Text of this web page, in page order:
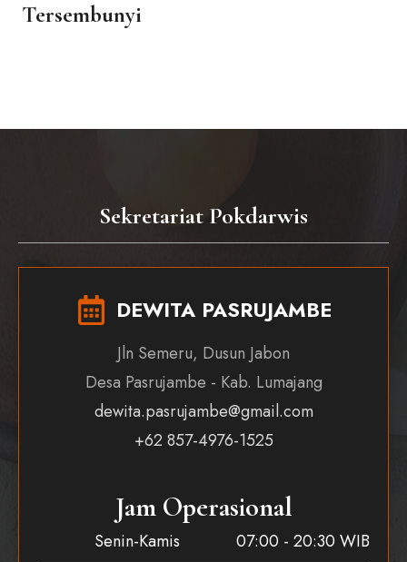
Tersembunyi
Sekretariat Pokdarwis
DEWITA PASRUJAMBE
Jln Semeru, Dusun Jabon
Desa Pasrujambe - Kab. Lumajang
dewita.pasrujambe@gmail.com
+62 857-4976-1525
Jam Operasional
Senin-Kamis
07:00 - 20:30 WIB